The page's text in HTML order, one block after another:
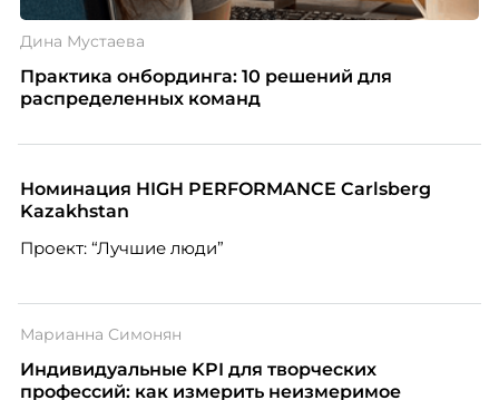
Дина Мустаева
Практика онбординга: 10 решений для
распределенных команд
Номинация HIGH PERFORMANCE Carlsberg
Kazakhstan
Проект: “Лучшие люди”
Марианна Симонян
Индивидуальные KPI для творческих
профессий: как измерить неизмеримое